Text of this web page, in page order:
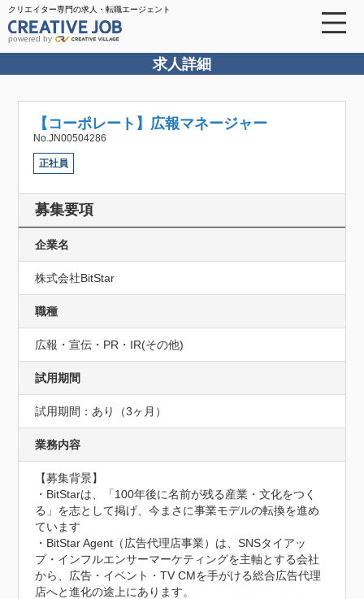
クリエイター専門の求人・転職エージェント
powered by
求人詳細
【コーポレート】広報マネージャー
No.JN00504286
正社員
募集要項
企業名
株式会社BitStar
職種
広報・宣伝・PR・IR(その他)
試用期間
試用期間：あり（3ヶ月）
業務内容
【募集背景】
・BitStarは、「100年後に名前が残る産業・文化をつく
る」を志として掲げ、今まさに事業モデルの転換を進め
ています
・BitStar Agent（広告代理店事業）は、SNSタイアッ
プ・インフルエンサーマーケティングを主軸とする会社
から、広告・イベント・TV CMを手がける総合広告代理
店へと進化の途上にあります。